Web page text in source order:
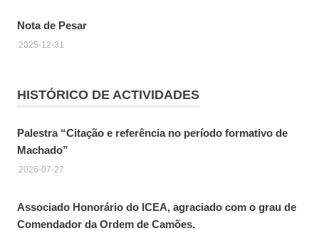
Nota de Pesar
2025-12-31
HISTÓRICO DE ACTIVIDADES
Palestra “Citação e referência no período formativo de
Machado”
2026-07-27
Associado Honorário do ICEA, agraciado com o grau de
Comendador da Ordem de Camões.